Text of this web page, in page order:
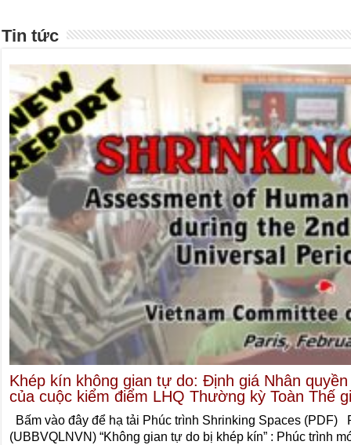
Tin tức
Khép kín không gian tự do: Định giá Nhân
của cuộc kiểm điểm LHQ Thường kỳ Toàn Thế
Bấm vào đây để hạ tải Phúc trình Shrinking Spaces (PDF)
(UBBVQLNVN) “Không gian tự do bị khép kín” : Phúc trình